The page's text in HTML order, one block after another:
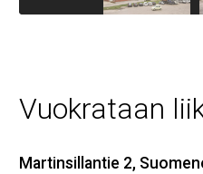
Vuokrataan
Martinsillantie 2,